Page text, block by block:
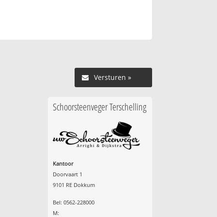
Versturen »
Schoorsteenveger Terschelling
Kantoor
Doorvaart 1
9101 RE Dokkum
Bel: 0562-228000
M: